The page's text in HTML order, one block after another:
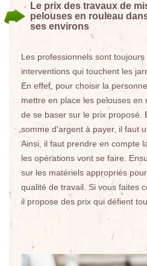
Le prix des travaux de
pelouses en rouleau
ses environs
Les professionnels sont
interventions qui touchent les
En effet, pour choisir la
mettre en place les pelouses en
de se baser sur le prix proposé.
somme d'argent à payer, il faut
Ainsi, il faut prendre en compte
les opérations vont se faire.
sur les matériels appropriés
qualité de travail. Si vous faites
il propose des prix qui défient